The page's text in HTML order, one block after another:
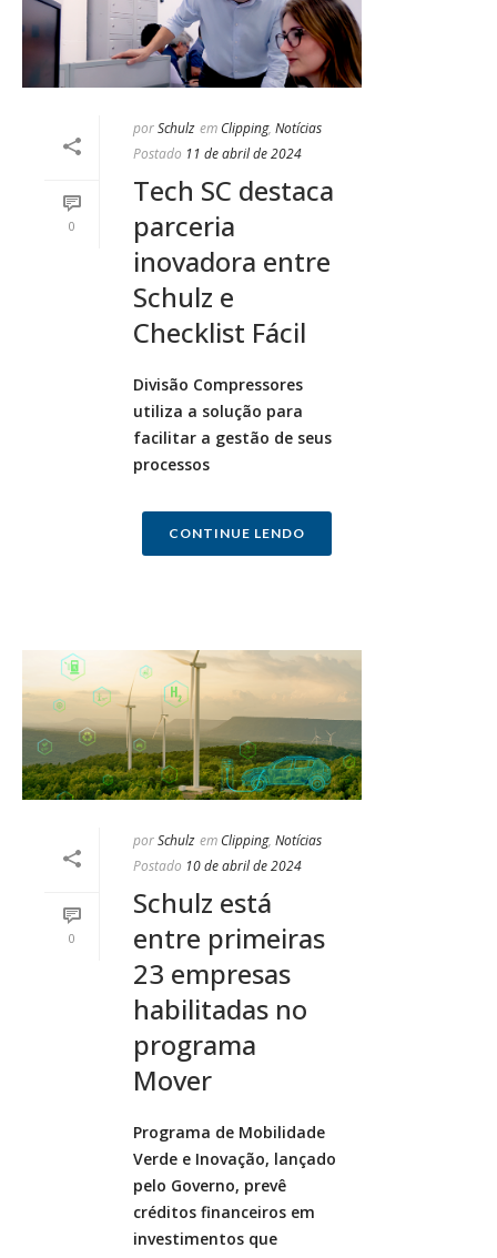
0
porSchulz em Clipping, Notícias
Postado 11 de abril de 2024
Tech SC destaca
parceria
inovadora entre
Schulz e
Checklist Fácil
Divisão Compressores
utiliza a solução para
facilitar a gestão de seus
processos
CONTINUE LENDO
0
porSchulz em Clipping, Notícias
Postado 10 de abril de 2024
Schulz está
entre primeiras
23 empresas
habilitadas no
programa
Mover
Programa de Mobilidade
Verde e Inovação, lançado
pelo Governo, prevê
créditos financeiros em
investimentos que